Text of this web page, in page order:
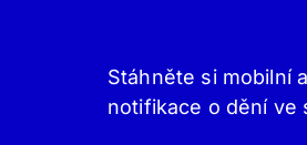
Stáhněte si mobilní
notifikace o dění ve